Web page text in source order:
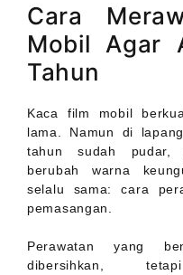
Cara
Mobil Agar
Tahun
Kaca film mobil
lama. Namun di
tahun sudah pudar,
berubah warna
selalu sama: cara
pemasangan.
Perawatan yang
dibersihkan,